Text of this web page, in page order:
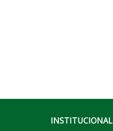
INSTITUCIONAL